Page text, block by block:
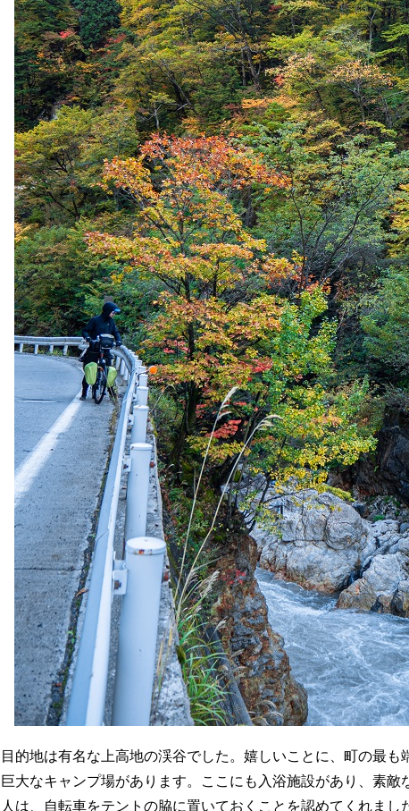
目的地は有名な上高地の渓谷でした。嬉しいことに、町の最
巨大なキャンプ場があります。ここにも入浴施設があり、素
人は、自転車をテントの脇に置いておくことを認めてくれまし